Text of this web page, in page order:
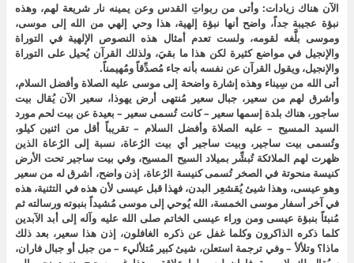
الآن هناك زيادات: وأتى من ربواتِ القدس وعن يمينه نار شريعة لهم، وهذه
نبؤة عجيبة جداً، واضح أنها نبؤة إلهية، هذا وحي إلهي من الله إلى موسى،
وموسى بلَّغه لقومه، ولست تعدم أمثال هذه النصوص الإلهية في التوراة
والإنجيل في مواضع كثيرة لكن هذا ما بقيَ، ولذلك القرآن يُحيل على التوراة
والإنجيل، ويقول القرآن عن نفسه بأنه جاء مُصدِّقاً ومُهيمناً.
أتى الله من سِيناء وهذه إشارة واضحة إلى موسى عليه الصلاة وأفضل السلام،
وأشرق لهم من سعير، جبال سعير مُنتهى أرض يهوذا، سعير الآن يُقال بيت
ساجور، هناك بلدة إسمها سعير – كانت تُسمى سعير – بعيدة عن بيت لحم مورد
السيد المسيح – عليه الصلاة وأفضل السلام – تقريباً أقل من اثنين كيلو،
وتُسمى بيت ساجير، وبيت ساجير أي بيت الرُعاة، نسبة إلى الرُعاة الذين
ظهرت لهم الملائكة تُبشِّر بميلاد السيح المسيح، وفي بيت ساجير تحت الأرض
كنيسة منحوتة في الصخر تُسمى كنيسة الرُعاة، إذن واضح، أشرق له من سعير
وهو عيسى، وهذا شيئ يُقشعِر البدن، فهذا قبل عيسى لأن هذه في التثنية، هذه
في آخر أسفار موسى الخمسة، الله يُوحي إلى موسى مُشيداً بنبوته ورسالته ثم
مُنبئاً بنبؤة عيسى ومن وراء عيسى الخاتم صلى الله عليه وآله إلى أبد الآبدين
كلما ذكره الذاكرون وكلما غفل عن ذكره الغافلون، إذن هذا سعير، بعد ذلك
ماذا؟ وتلألأ – وفي ترجمة استعلن، شيئ كبير مُتلأليء – من جبل أو جبال فاران،